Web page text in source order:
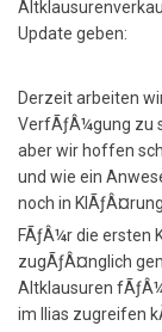
Update geben:
Derzeit arbeiten
VerfÃƒÂ¼gung zu
aber wir hoffen
und wie ein
noch in KlÃƒÂ¤rung.
FÃƒÂ¼r die ersten
zugÃƒÂ¤nglich
Altklausuren
im Ilias zugreifen